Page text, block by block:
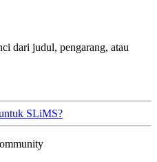
dari judul, pengarang, atau
SLiMS?